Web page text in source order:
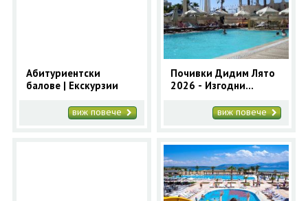
КОНТАКТИ
0700 144 34 Запитване
Абитуриентски
балове | Екскурзии
виж повече
Почивки Дидим Лято
2026 - Изгодни
виж повече